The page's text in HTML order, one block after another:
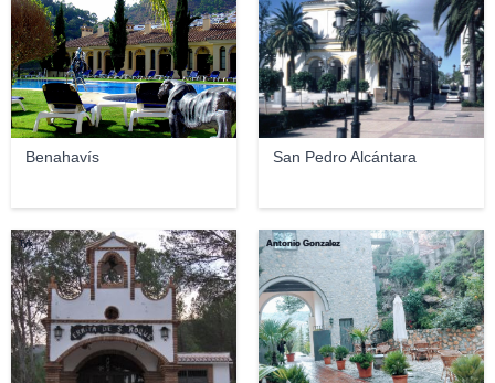
Benahavís San Pedro Alcántara
Tyk Antonio Gonzalez